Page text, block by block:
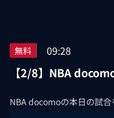
無料 09:28
【2/8】NBA
NBA docomoの本日の試合